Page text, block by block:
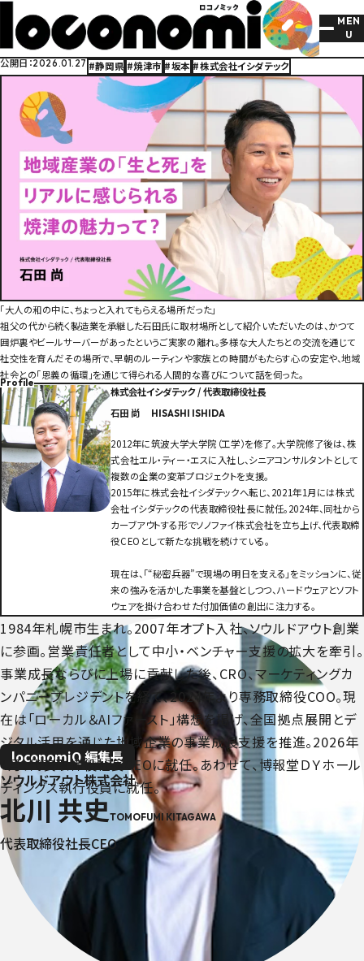
MEN
U
Xでシェアリ
心の安定を支える非合理な時間と故郷の焼津で「循環する恩義」が育むリーダー像
公開日：2026.01.27 #静岡県 #焼津市 #坂本 #株式会社イシダテック
「大人の和の中に、ちょっと入れてもらえる場所だった」
祖父の代から続く製造業を承継した石田氏に取材場所として紹介いただいたのは、かつて
囲炉裏やビールサーバーがあったというご実家の離れ。多様な大人たちとの交流を通じて
社交性を育んだその場所で、早朝のルーティンや家族との時間がもたらす心の安定や、地域
社会との「恩義の循環」を通じて得られる人間的な喜びについて話を伺った。
Profile
株式会社イシダテック / 代表取締役社長
石田 尚
HISASHI ISHIDA
2012年に筑波大学大学院（工学）を修了。大学院修了後は、株
式会社エル・ティー・エスに入社し、シニアコンサルタントとして
複数の企業の変革プロジェクトを支援。
2015年に株式会社イシダテックへ転じ、2021年1月には株式
会社イシダテックの代表取締役社長に就任。2024年、同社から
カーブアウトする形でソノファイ株式会社を立ち上げ、代表取締
役CEOとして新たな挑戦を続けている。
現在は、「“秘密兵器”で現場の明日を支える」をミッションに、従
来の強みを活かした事業を基盤としつつ、ハードウェアとソフト
ウェアを掛け合わせた付加価値の創出に注力する。
loconomiQ 編集長
ソウルドアウト株式会社
北川 共史TOMOFUMI KITAGAWA
代表取締役社長CEO
1984年札幌市生まれ。2007年オプト入社、ソウルドアウト創業
に参画。営業責任者として中小・ベンチャー支援の拡大を牽引。
事業成長ならびに上場に貢献した後、CRO、マーケティングカ
ンパニープレジデントを経て、2024年より専務取締役COO。現
在は「ローカル＆AIファースト」構想を掲げ、全国拠点展開とデ
ジタル活用を通じた地域企業の事業成長支援を推進。2026年
4月、代表取締役社長CEOに就任。あわせて、博報堂ＤＹホール
ディングス執行役員に就任。